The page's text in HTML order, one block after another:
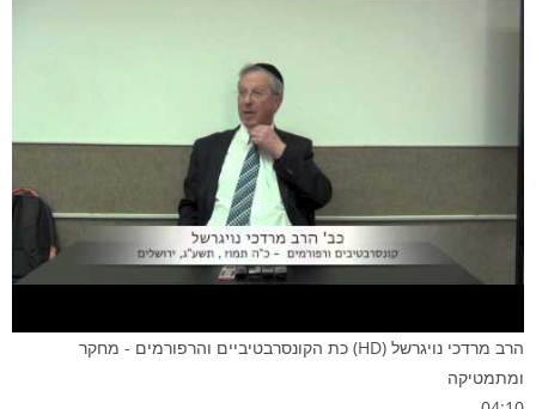
הרב מרדכי נויגרשל (HD) כת הקונסרבטיביים והרפורמים - מחקר
ומתמטיקה